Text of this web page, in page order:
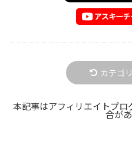
カテゴ
本記事はアフィリエイトプ
合が